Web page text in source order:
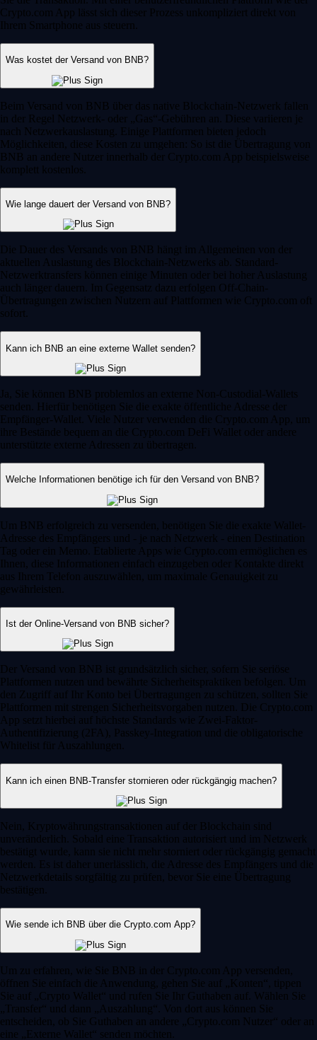
Crypto.com App lässt sich dieser Prozess unkompliziert direkt von
Ihrem Smartphone aus steuern.
Was kostet der Versand von BNB?
Beim Versand von BNB über das native Blockchain-Netzwerk fallen
in der Regel Netzwerk- oder „Gas“-Gebühren an. Diese variieren je
nach Netzwerkauslastung. Einige Plattformen bieten jedoch
Möglichkeiten, diese Kosten zu umgehen: So ist die Übertragung von
BNB an andere Nutzer innerhalb der Crypto.com App beispielsweise
komplett kostenlos.
Wie lange dauert der Versand von BNB?
Die Dauer des Versands von BNB hängt im Allgemeinen von der
aktuellen Auslastung des Blockchain-Netzwerks ab. Standard-
Netzwerktransfers können einige Minuten oder bei hoher Auslastung
auch länger dauern. Im Gegensatz dazu erfolgen Off-Chain-
Übertragungen zwischen Nutzern auf Plattformen wie Crypto.com oft
sofort.
Kann ich BNB an eine externe Wallet senden?
Ja, Sie können BNB problemlos an externe Non-Custodial-Wallets
senden. Hierfür benötigen Sie die exakte öffentliche Adresse der
Empfänger-Wallet. Viele Nutzer verwenden die Crypto.com App, um
ihre Bestände bequem an die Crypto.com DeFi Wallet oder andere
unterstützte externe Adressen zu übertragen.
Welche Informationen benötige ich für den Versand von BNB?
Um BNB erfolgreich zu versenden, benötigen Sie die exakte Wallet-
Adresse des Empfängers und - je nach Netzwerk - einen Destination
Tag oder ein Memo. Etablierte Apps wie Crypto.com ermöglichen es
Ihnen, diese Informationen einfach einzugeben oder Kontakte direkt
aus Ihrem Telefon auszuwählen, um maximale Genauigkeit zu
gewährleisten.
Ist der Online-Versand von BNB sicher?
Der Versand von BNB ist grundsätzlich sicher, sofern Sie seriöse
Plattformen nutzen und bewährte Sicherheitspraktiken befolgen. Um
den Zugriff auf Ihr Konto bei Übertragungen zu schützen, sollten Sie
Plattformen mit strengen Sicherheitsvorgaben nutzen. Die Crypto.com
App setzt hierbei auf höchste Standards wie Zwei-Faktor-
Authentifizierung (2FA), Passkey-Integration und die obligatorische
Whitelist für Auszahlungen.
Kann ich einen BNB-Transfer stornieren oder rückgängig machen?
Nein, Kryptowährungstransaktionen auf der Blockchain sind
unveränderlich. Sobald eine Transaktion autorisiert und im Netzwerk
bestätigt wurde, kann sie nicht mehr storniert oder rückgängig gemacht
werden. Es ist daher unerlässlich, die Adresse des Empfängers und die
Netzwerkdetails sorgfältig zu prüfen, bevor Sie eine Übertragung
bestätigen.
Wie sende ich BNB über die Crypto.com App?
Um zu erfahren, wie Sie BNB in der Crypto.com App versenden,
öffnen Sie einfach die Anwendung, gehen Sie auf „Konten“, tippen
Sie auf „Crypto Wallet“ und rufen Sie Ihr Guthaben auf. Wählen Sie
„Transfer“ und dann „Auszahlung“. Von dort aus können Sie
entscheiden, ob Sie Guthaben an andere „Crypto.com Nutzer“ oder an
eine „Externe Wallet“ senden möchten.